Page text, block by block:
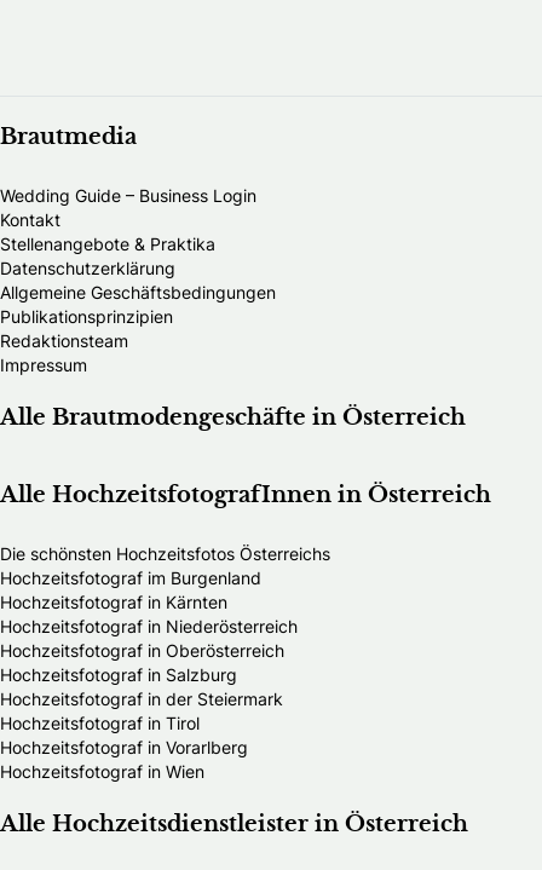
Brautmedia
Wedding Guide – Business Login
Kontakt
Stellenangebote & Praktika
Datenschutzerklärung
Allgemeine Geschäftsbedingungen
Publikationsprinzipien
Redaktionsteam
Impressum
Alle Brautmodengeschäfte in Österreich
Alle HochzeitsfotografInnen in Österreich
Die schönsten Hochzeitsfotos Österreichs
Hochzeitsfotograf im Burgenland
Hochzeitsfotograf in Kärnten
Hochzeitsfotograf in Niederösterreich
Hochzeitsfotograf in Oberösterreich
Hochzeitsfotograf in Salzburg
Hochzeitsfotograf in der Steiermark
Hochzeitsfotograf in Tirol
Hochzeitsfotograf in Vorarlberg
Hochzeitsfotograf in Wien
Alle Hochzeitsdienstleister in Österreich